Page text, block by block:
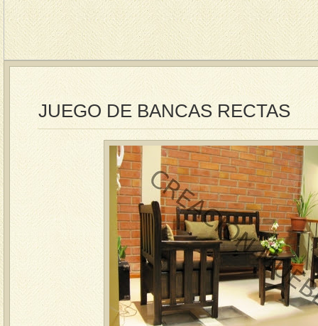
JUEGO DE BANCAS RECTAS